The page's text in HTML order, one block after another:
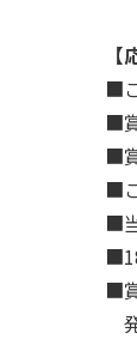
【
■
■
■
■
■
■